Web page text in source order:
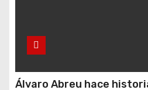
Álvaro Abreu hace